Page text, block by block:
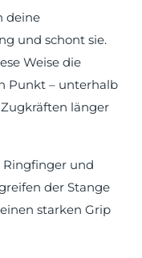
deine
und schont sie.
Weise die
Punkt – unterhalb
länger
Ringfinger und
der Stange
starken Grip